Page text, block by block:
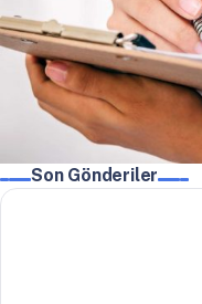
Son Gönderiler